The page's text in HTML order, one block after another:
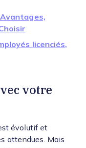
licenciés,
votre
évolutif et
attendues. Mais